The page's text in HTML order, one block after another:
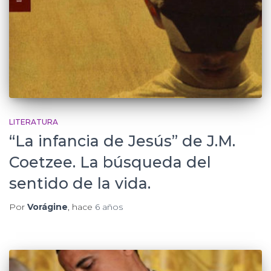
LITERATURA
“La infancia de Jesús” de J.M.
Coetzee. La búsqueda del
sentido de la vida.
Por Vorágine, hace 6 años